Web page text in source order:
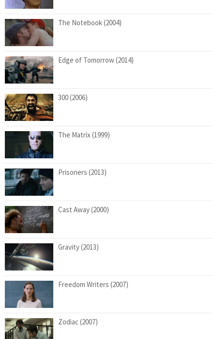
The Notebook (2004)
Edge of Tomorrow (2014)
300 (2006)
The Matrix (1999)
Prisoners (2013)
Cast Away (2000)
Gravity (2013)
Freedom Writers (2007)
Zodiac (2007)